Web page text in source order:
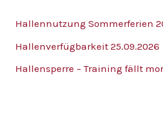
a
c
Hallennutzung Sommerferien
Hallenverfügbarkeit 25.09.2026
Hallensperre – Training fällt